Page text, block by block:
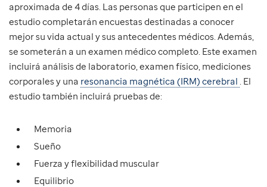
aproximada de 4 días. Las personas que participen en el
estudio completarán encuestas destinadas a conocer
mejor su vida actual y sus antecedentes médicos. Además,
se someterán a un examen médico completo. Este examen
incluirá análisis de laboratorio, examen físico, mediciones
corporales y una resonancia magnética (IRM) cerebral . El
estudio también incluirá pruebas de:
Memoria
Sueño
Fuerza y flexibilidad muscular
Equilibrio